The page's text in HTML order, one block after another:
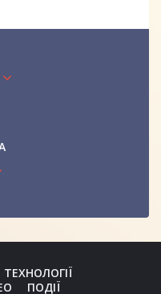
ТЕХНОЛОГІЇ
ПОДІЇ